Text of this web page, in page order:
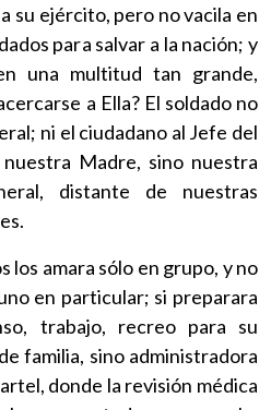
su ejército, pero no vacila en
para salvar a la nación; y
una multitud tan grande,
a Ella? El soldado no
ni el ciudadano al Jefe del
Madre, sino nuestra
distante de nuestras
los amara sólo en grupo, y no
en particular; si preparara
trabajo, recreo para su
familia, sino administradora
donde la revisión médica